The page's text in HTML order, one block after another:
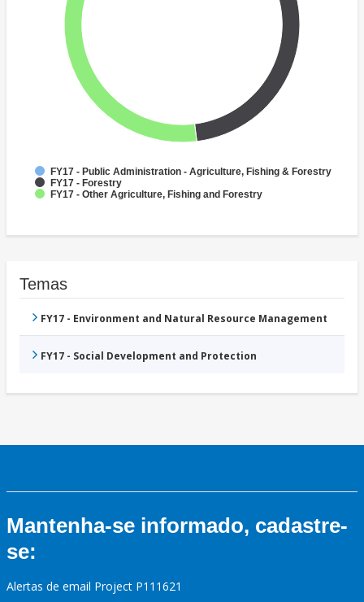
FY17 - Public Administration - Agriculture, Fishing & Forestry
FY17 - Forestry
FY17 - Other Agriculture, Fishing and Forestry
Temas
FY17 - Environment and Natural Resource Management
FY17 - Social Development and Protection
Mantenha-se informado, cadastre-
se:
Alertas de email Project P111621